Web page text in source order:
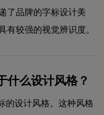
了品牌的字标设计美
有较强的视觉辨识度。
什么设计风格？
的设计风格。这种风格